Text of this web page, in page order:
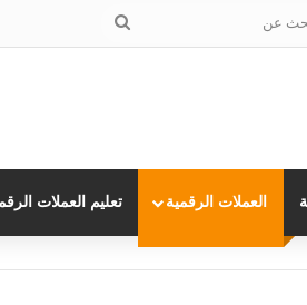
بحث
العملات الرقمية تعليم العملات